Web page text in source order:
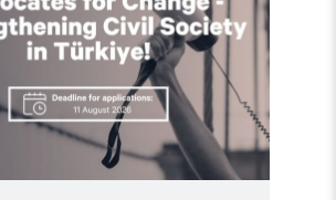
now
for
civil
society
support
in
Türkiye!"